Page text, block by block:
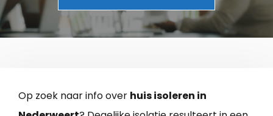
Op zoek naar info over huis isoleren in